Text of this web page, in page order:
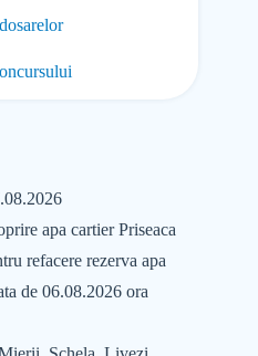
apa cartier Priseaca
refacere rezerva apa
de 06.08.2026 ora